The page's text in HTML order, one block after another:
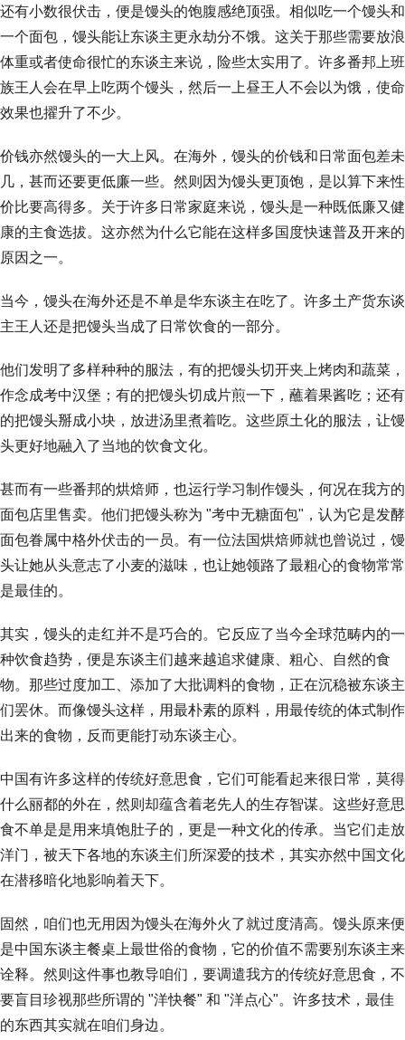
还有小数很伏击，便是馒头的饱腹感绝顶强。相似吃一个馒头和
一个面包，馒头能让东谈主更永劫分不饿。这关于那些需要放浪
体重或者使命很忙的东谈主来说，险些太实用了。许多番邦上班
族王人会在早上吃两个馒头，然后一上昼王人不会以为饿，使命
效果也擢升了不少。
价钱亦然馒头的一大上风。在海外，馒头的价钱和日常面包差未
几，甚而还要更低廉一些。然则因为馒头更顶饱，是以算下来性
价比要高得多。关于许多日常家庭来说，馒头是一种既低廉又健
康的主食选拔。这亦然为什么它能在这样多国度快速普及开来的
原因之一。
当今，馒头在海外还是不单是华东谈主在吃了。许多土产货东谈
主王人还是把馒头当成了日常饮食的一部分。
他们发明了多样种种的服法，有的把馒头切开夹上烤肉和蔬菜，
作念成考中汉堡；有的把馒头切成片煎一下，蘸着果酱吃；还有
的把馒头掰成小块，放进汤里煮着吃。这些原土化的服法，让馒
头更好地融入了当地的饮食文化。
甚而有一些番邦的烘焙师，也运行学习制作馒头，何况在我方的
面包店里售卖。他们把馒头称为 "考中无糖面包"，认为它是发酵
面包眷属中格外伏击的一员。有一位法国烘焙师就也曾说过，馒
头让她从头意志了小麦的滋味，也让她领路了最粗心的食物常常
是最佳的。
其实，馒头的走红并不是巧合的。它反应了当今全球范畴内的一
种饮食趋势，便是东谈主们越来越追求健康、粗心、自然的食
物。那些过度加工、添加了大批调料的食物，正在沉稳被东谈主
们罢休。而像馒头这样，用最朴素的原料，用最传统的体式制作
出来的食物，反而更能打动东谈主心。
中国有许多这样的传统好意思食，它们可能看起来很日常，莫得
什么丽都的外在，然则却蕴含着老先人的生存智谋。这些好意思
食不单是是用来填饱肚子的，更是一种文化的传承。当它们走放
洋门，被天下各地的东谈主们所深爱的技术，其实亦然中国文化
在潜移暗化地影响着天下。
固然，咱们也无用因为馒头在海外火了就过度清高。馒头原来便
是中国东谈主餐桌上最世俗的食物，它的价值不需要别东谈主来
诠释。然则这件事也教导咱们，要调遣我方的传统好意思食，不
要盲目珍视那些所谓的 "洋快餐" 和 "洋点心"。许多技术，最佳
的东西其实就在咱们身边。